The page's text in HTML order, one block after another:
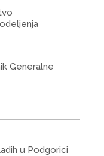
Generalne
u Podgorici